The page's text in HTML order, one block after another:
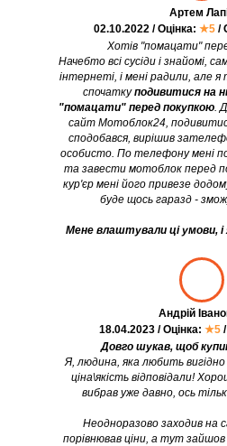
Хотів "помацати"
Начебто всі сусіди і знайомі,
інтернеті, і мені радили, але
спочаткуподивитися на
"помацати" перед покупкою.
сайт Мотоблок24,
сподобався, вирішив
особисто. По телефону мені
та завести мотоблок перед
кур'єр мені його привезе
буде щось гаразд -
Мене влаштували ці умови,
Артем
02.10.2022 / Оцінка: ★5 /
Довго шукав, щоб
Я, людина, яка любить
ціна\якість відповідали!
вибрав уже давно, ось
Неодноразово заходив на
порівнював ціни, а тут зайшов
Андрій
18.04.2023 / Оцінка: ★5